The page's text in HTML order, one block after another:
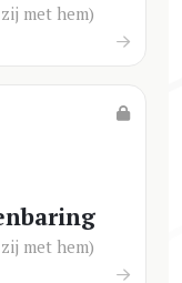
met hem)
met hem)